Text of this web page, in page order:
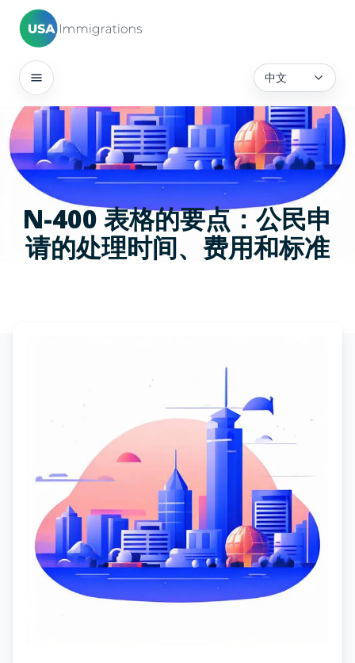
中文
N-400 表格的要点：公民申
请的处理时间、费用和标准